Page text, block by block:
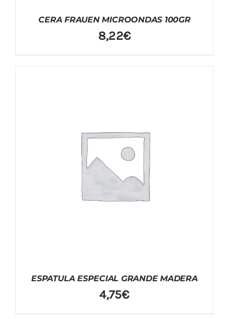
CERA FRAUEN MICROONDAS 100GR
8,22€
ESPATULA ESPECIAL GRANDE MADERA
4,75€